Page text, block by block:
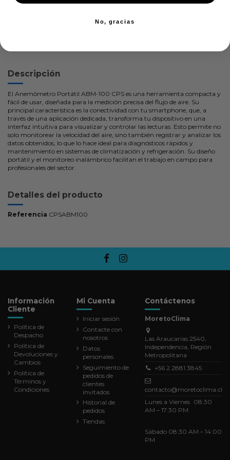
Descripción
El Anemómetro Portátil ABM-100 CPS es una herramienta compacta y
fácil de usar, diseñada para la medición precisa del flujo de aire. Su
principal característica es la conectividad con tu smartphone, que, a
través de una aplicación dedicada, transforma tu dispositivo en una
interfaz intuitiva para visualizar y controlar las lecturas. Esto permite no
solo monitorear la velocidad del aire, sino también registrar y analizar los
datos obtenidos, lo que lo hace ideal para diagnósticos rápidos y
mantenimiento en sistemas de climatización y refrigeración. Su diseño
portátil y el monitoreo inalámbrico facilitan el trabajo en campo para
profesionales del sector.
Detalles del producto
Referencia CPSABM100
Información
Cliente
Política de
Despacho
Política de
Devoluciones y
Cambios
Política de
Términos y
Condiciones
Mi Cuenta
Iniciar sesión
Contacte con
nosotros
Datos
personales
Seguimiento de
pedidos de
clientes
invitados
Historial de
pedidos
Tiendas
Contáctenos
MoretoClima
Las Araucarias 2540,
Independencia, Región
Metropolitana
+56 2 2881 3845
contacto@moretoclima.cl
Lunes a Viernes 08:30
AM – 17:30 PM
Sábado 08:30 AM – 14:00
PM
No, gracias